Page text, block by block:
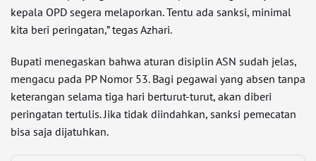
kepala OPD segera melaporkan. Tentu ada sanksi, minimal
kita beri peringatan,” tegas Azhari.
Bupati menegaskan bahwa aturan disiplin ASN sudah jelas,
mengacu pada PP Nomor 53. Bagi pegawai yang absen tanpa
keterangan selama tiga hari berturut-turut, akan diberi
peringatan tertulis. Jika tidak diindahkan, sanksi pemecatan
bisa saja dijatuhkan.